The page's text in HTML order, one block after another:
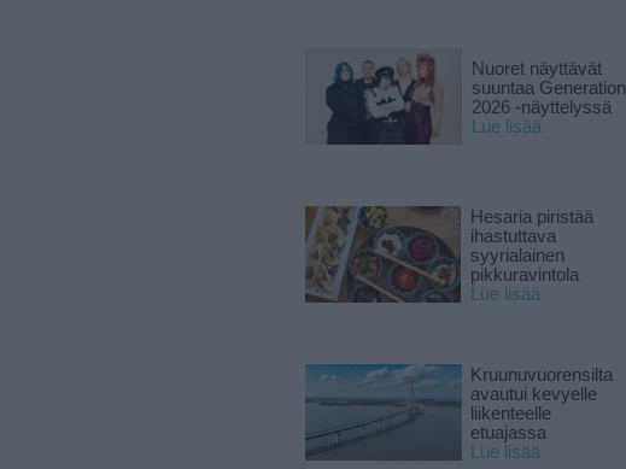
Nuoret näyttävät
suuntaa Generation
2026 -näyttelyssä
Lue lisää
Hesaria piristää
ihastuttava
syyrialainen
pikkuravintola
Lue lisää
Kruunuvuorensilta
avautui kevyelle
liikenteelle
etuajassa
Lue lisää